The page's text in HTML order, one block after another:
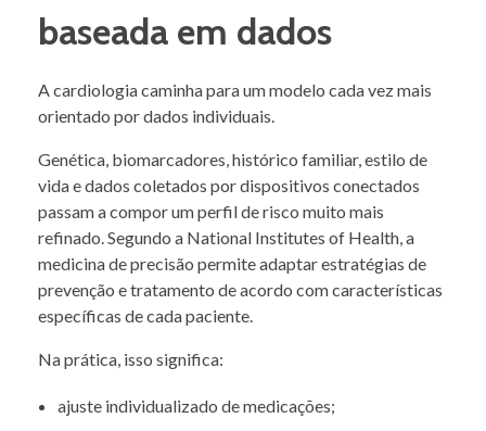
baseada em dados
A cardiologia caminha para um modelo cada vez mais
orientado por dados individuais.
Genética, biomarcadores, histórico familiar, estilo de
vida e dados coletados por dispositivos conectados
passam a compor um perfil de risco muito mais
refinado. Segundo a National Institutes of Health, a
medicina de precisão permite adaptar estratégias de
prevenção e tratamento de acordo com características
específicas de cada paciente.
Na prática, isso significa:
ajuste individualizado de medicações;